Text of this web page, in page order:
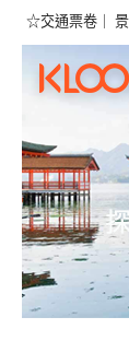
☆交通票卷｜